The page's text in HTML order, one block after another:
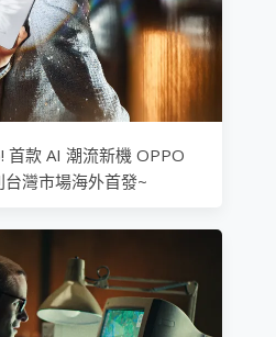
首款 AI 潮流新機 OPPO
灣市場海外首發~